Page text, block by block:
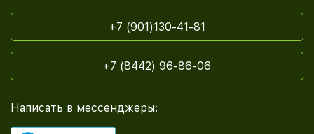
+7 (901)130-41-81
+7 (8442) 96-86-06
Написать в мессенджеры: